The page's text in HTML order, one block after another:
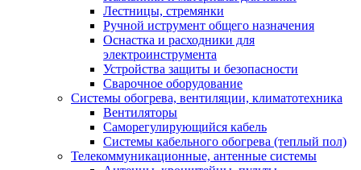
Лестницы, стремянки
Ручной иструмент общего назначения
Оснастка и расходники для
электроинструмента
Устройства защиты и безопасности
Сварочное оборудование
Системы обогрева, вентиляции, климатотехника
Вентиляторы
Саморегулирующийся кабель
Системы кабельного обогрева (теплый пол)
Телекоммуникационные, антенные системы